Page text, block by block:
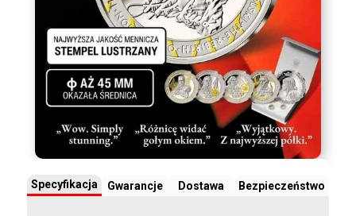
Specyfikacja Gwarancje Dostawa Bezpieczeństwo